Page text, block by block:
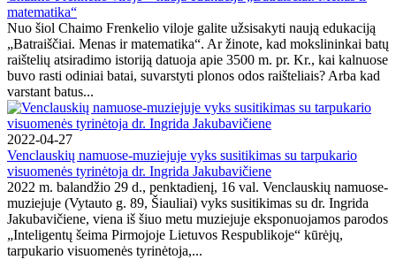
matematika“
Nuo šiol Chaimo Frenkelio viloje galite užsisakyti naują edukaciją
„Batraiščiai. Menas ir matematika“. Ar žinote, kad mokslininkai batų
raištelių atsiradimo istoriją datuoja apie 3500 m. pr. Kr., kai kalnuose
buvo rasti odiniai batai, suvarstyti plonos odos raišteliais? Arba kad
varstant batus...
2022-04-27
Venclauskių namuose-muziejuje vyks susitikimas su tarpukario
visuomenės tyrinėtoja dr. Ingrida Jakubavičiene
2022 m. balandžio 29 d., penktadienį, 16 val. Venclauskių namuose-
muziejuje (Vytauto g. 89, Šiauliai) vyks susitikimas su dr. Ingrida
Jakubavičiene, viena iš šiuo metu muziejuje eksponuojamos parodos
„Inteligentų šeima Pirmojoje Lietuvos Respublikoje“ kūrėjų,
tarpukario visuomenės tyrinėtoja,...